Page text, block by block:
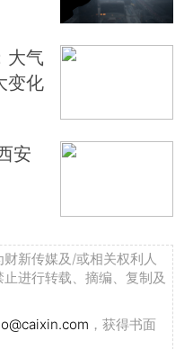
大气
变化
安
新传媒及/或相关权利人
进行转载、摘编、复制及
，获得书面